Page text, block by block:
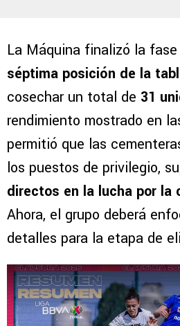
La Máquina finalizó la
séptima posición de la
cosechar un total de 31
rendimiento mostrado en
permitió que las
los puestos de privilegio,
directos en la lucha por la
Ahora, el grupo deberá
detalles para la etapa de